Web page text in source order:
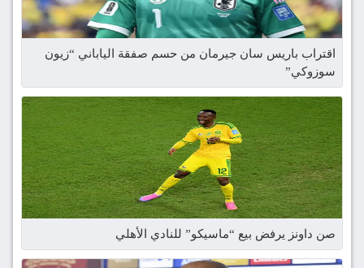
اقتراب باريس سان جيرمان من حسم صفقة الياباني “زيون
سوزوكي”
صن داونز يرفض بيع “ماسيكو” للنادي الأهلي